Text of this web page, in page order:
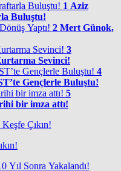
1 Aziz
Buluştu!
2 Mert Günok,
3
Sevinci!
4
Gençlerle Buluştu!
5
bir imza attı!